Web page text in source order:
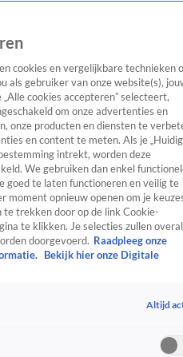
TV Algemeen
Tip
RealityCrimeVideo's
cookies en vergelijkbare technieken
als gebruiker van onze website(s),
cookies accepteren” selecteert,
om onze advertenties en
onze producten en diensten te
en content te meten. Als je
intrekt, worden deze
We gebruiken dan enkel
goed te laten functioneren en veilig te
moment opnieuw openen om je
trekken door op de link Cookie-
te klikken. Je selecties zullen overal
doorgevoerd. Raadpleeg onze
Bekijk hier onze Digitale
Altijd